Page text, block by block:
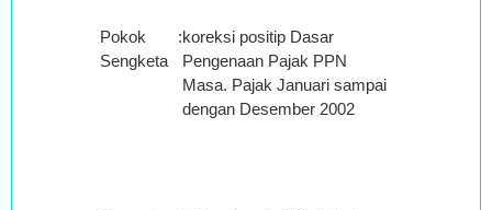
Pokok
Sengketa
:koreksi positip Dasar
Pengenaan Pajak PPN
Masa. Pajak Januari sampai
dengan Desember 2002